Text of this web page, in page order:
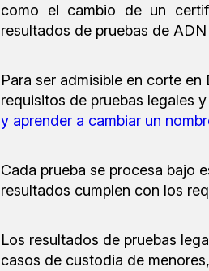
como el cambio de un
resultados de pruebas de
Para ser admisible en corte
requisitos de pruebas legales
y aprender a cambiar un
Cada prueba se procesa bajo
resultados cumplen con los
Los resultados de pruebas
casos de custodia de